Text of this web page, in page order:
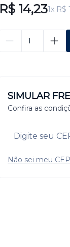
R$ 14,231x R$
SIMULAR
Confira as
Não sei meu CEP